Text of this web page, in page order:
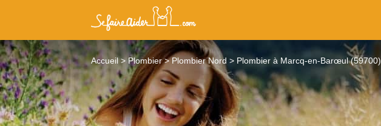
Accueil Plombier Plombier Nord Plombier à Marcq-en-Barœul (59700)